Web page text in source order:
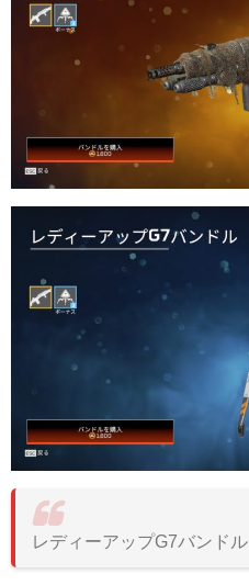
レディーアップG7バンドル